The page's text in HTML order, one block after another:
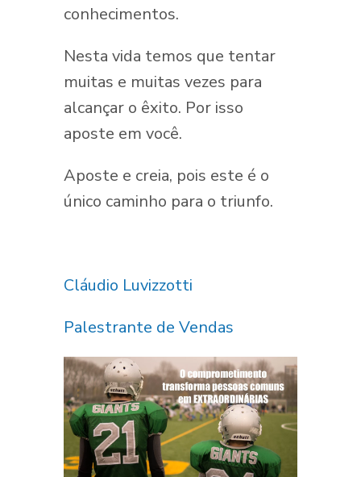
conhecimentos.
Nesta vida temos que tentar
muitas e muitas vezes para
alcançar o êxito. Por isso
aposte em você.
Aposte e creia, pois este é o
único caminho para o triunfo.
Cláudio Luvizzotti
Palestrante de Vendas